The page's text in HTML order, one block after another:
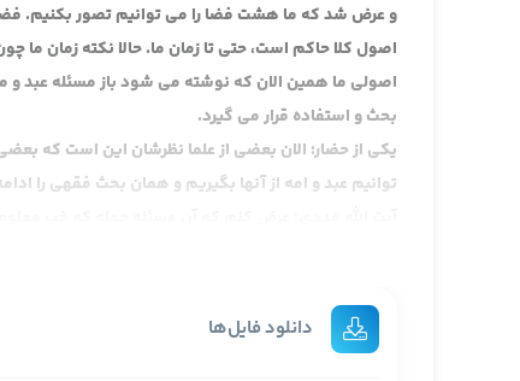
و عرض شد که ما هشت فضا را می توانیم تصور بکنیم.
اصول کلا حاکم است، حتی تا زمان ما. حالا نکته زمان ما
اصولی ما همین الان که نوشته می شود باز مسئله عبد و
بحث و استفاده قرار می گیرد.
یکی از حضار: الان بعضی از علما نظرشان این است که
توانیم عبد و امه از آنها بگیریم و همان بحث فقهی را
قبولش فوق العاده سخت است. عرض کردم همین اخیرا
هستم، اعلام بردگی کرد و خودش را برده قرار داد
دانلود فایل‌ها